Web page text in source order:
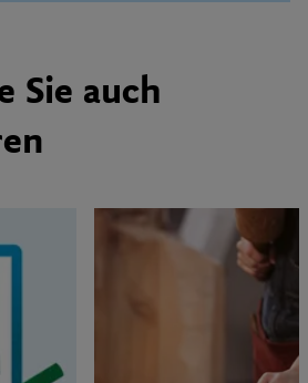
Sie auch